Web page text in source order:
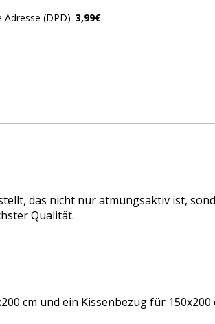
Adresse (DPD) 3,99€
das nicht nur atmungsaktiv ist,
Qualität.
cm und ein Kissenbezug für 150x200